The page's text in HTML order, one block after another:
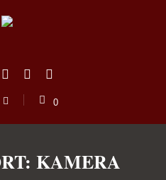
0
KAMERA